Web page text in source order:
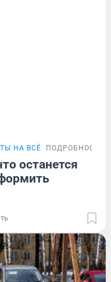
НА ВСЁ ПОДРОБНОСТИ
останется